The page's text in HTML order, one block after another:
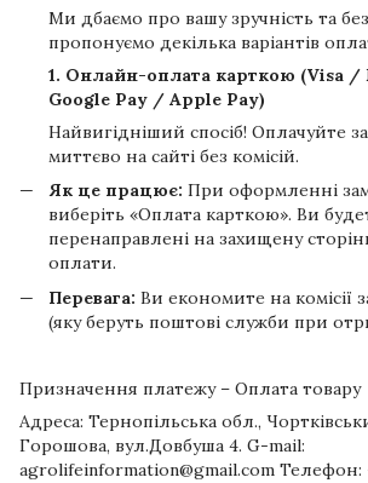
Ми дбаємо про вашу зручність та
пропонуємо декілька варіантів
1. Онлайн-оплата карткою (Visa
Google Pay / Apple Pay)
Найвигідніший спосіб! Оплачуйте
миттєво на сайті без комісій.
Як це працює: При оформленні
виберіть «Оплата карткою». Ви
перенаправлені на захищену
оплати.
Перевага: Ви економите на комісії
(яку беруть поштові служби при
Призначення платежу – Оплата товару
Адреса: Тернопільська обл.,
Горошова, вул.Довбуша 4. G-mail:
agrolifeinformation@gmail.com Телефон: